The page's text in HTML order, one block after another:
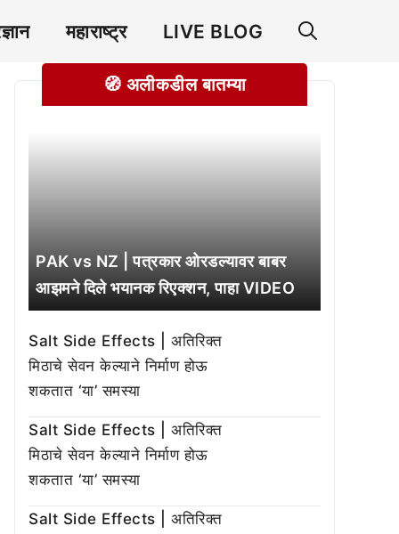
महाराष्ट्र LIVE BLOG
🧭 अलीकडील बातम्या
PAK vs NZ | पत्रकार ओरडल्यावर बाबर
आझमने दिले भयानक रिएक्शन, पाहा VIDEO
Salt Side Effects | अतिरिक्त
मिठाचे सेवन केल्याने निर्माण होऊ
शकतात ‘या’ समस्या
Salt Side Effects | अतिरिक्त
मिठाचे सेवन केल्याने निर्माण होऊ
शकतात ‘या’ समस्या
Salt Side Effects | अतिरिक्त